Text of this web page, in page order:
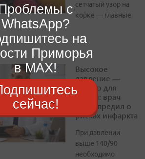
сетчатый узор на
корке — главные
Высокое
давление —
опасно для
жизни: врач
предупредил о
рисках инфаркта
При давлении
выше 140/90
необходимо
с
WhatsApp?
на
Приморья
в MAX!
сейчас!